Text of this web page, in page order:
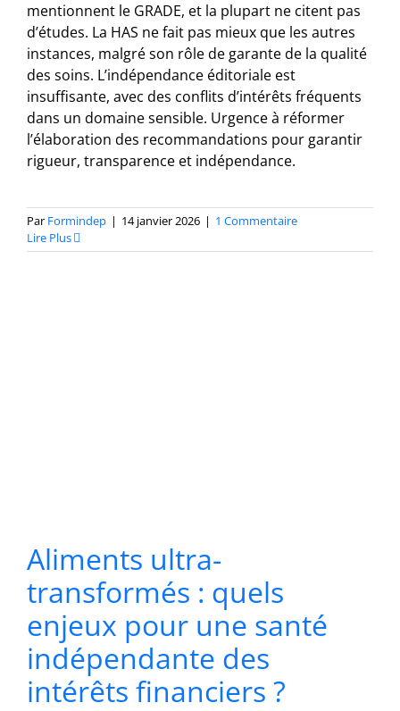
mentionnent le GRADE, et la plupart ne citent pas
d’études. La HAS ne fait pas mieux que les autres
instances, malgré son rôle de garante de la qualité
des soins. L’indépendance éditoriale est
insuffisante, avec des conflits d’intérêts fréquents
dans un domaine sensible. Urgence à réformer
l’élaboration des recommandations pour garantir
rigueur, transparence et indépendance.
Par Formindep | 14 janvier 2026 | 1 Commentaire
Lire Plus
Aliments ultra-
transformés : quels
enjeux pour une santé
indépendante des
intérêts financiers ?